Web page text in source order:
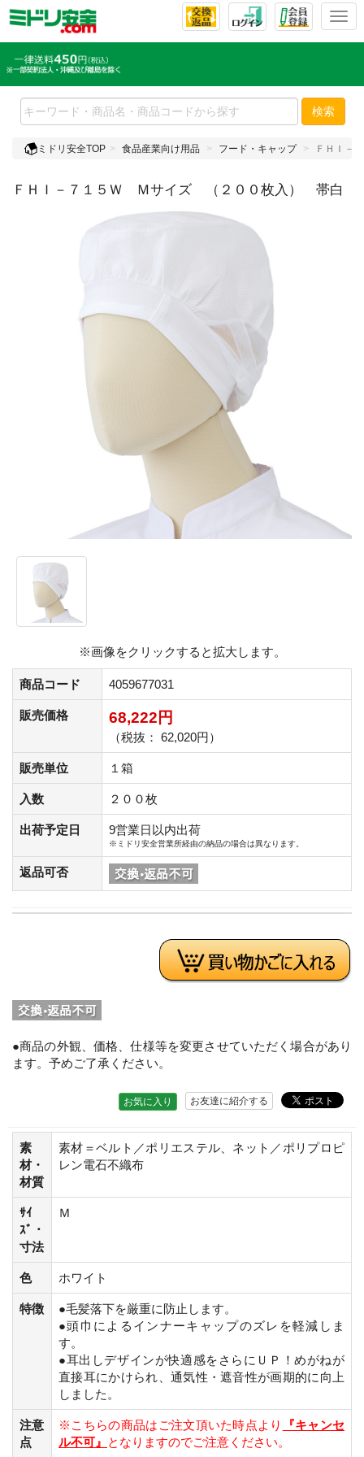
T
l
e
n
v
g
検索
ミドリ安全TOP 食品産業向け用品 フード・キャップ ＦＨＩ－
ＦＨＩ－７１５Ｗ Ｍサイズ （２００枚入） 帯白
※画像をクリックすると拡大します。
商品コード 4059677031
販売価格 68,222円
（税抜： 62,020円）
販売単位 １箱
入数 ２００枚
出荷予定日 9営業日以内出荷
※ミドリ安全営業所経由の納品の場合は異なります。
返品可否
●商品の外観、価格、仕様等を変更させていただく場合があり
ます。予めご了承ください。
お友達に紹介する
お気に入り
素
材・
材質
素材＝ベルト／ポリエステル、ネット／ポリプロピ
レン電石不織布
ｻｲ
ｽﾞ・
寸法
Ｍ
色 ホワイト
特徴
●毛髪落下を厳重に防止します。
●頭巾によるインナーキャップのズレを軽減しま
す。
●耳出しデザインが快適感をさらにＵＰ！めがねが
直接耳にかけられ、通気性・遮音性が画期的に向上
しました。
注意
点
※こちらの商品はご注文頂いた時点より
『キャンセ
ル不可』 となりますのでご注意ください。